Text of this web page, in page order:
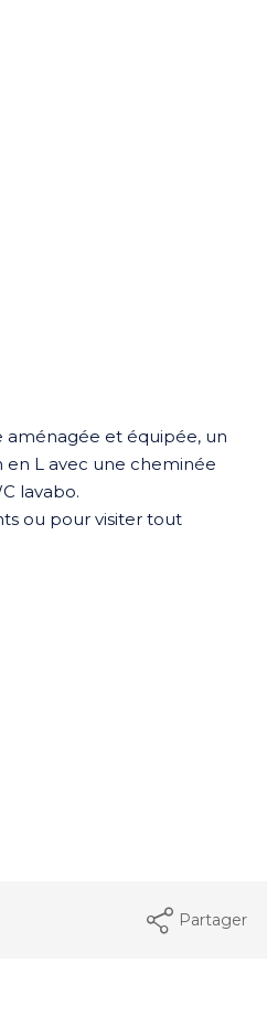
aménagée et équipée, un
en L avec une cheminée
lavabo.
ou pour visiter tout
Partager